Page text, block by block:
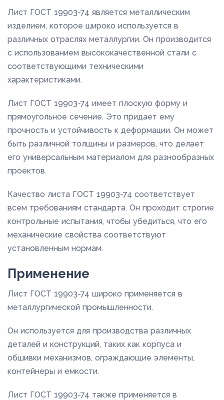
Лист ГОСТ 19903-74 является металлическим
изделием, которое широко используется в
различных отраслях металлургии. Он производится
с использованием высококачественной стали с
соответствующими техническими
характеристиками.
Лист ГОСТ 19903-74 имеет плоскую форму и
прямоугольное сечение. Это придает ему
прочность и устойчивость к деформации. Он может
быть различной толщины и размеров, что делает
его универсальным материалом для разнообразных
проектов.
Качество листа ГОСТ 19903-74 соответствует
всем требованиям стандарта. Он проходит строгие
контрольные испытания, чтобы убедиться, что его
механические свойства соответствуют
установленным нормам.
Применение
Лист ГОСТ 19903-74 широко применяется в
металлургической промышленности.
Он используется для производства различных
деталей и конструкций, таких как корпуса и
обшивки механизмов, ограждающие элементы,
контейнеры и емкости.
Лист ГОСТ 19903-74 также применяется в